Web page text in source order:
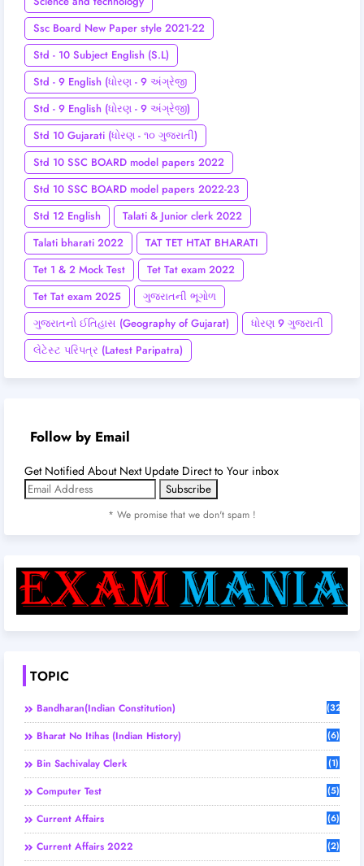
Ssc Board New Paper style 2021-22
Std - 10 Subject English (S.L)
Std - 9 English (ધોરણ - 9 અંગ્રેજી
Std - 9 English (ધોરણ - 9 અંગ્રેજી)
Std 10 Gujarati (ધોરણ - ૧૦ ગુજરાતી)
Std 10 SSC BOARD model papers 2022
Std 10 SSC BOARD model papers 2022-23
Std 12 English
Talati & Junior clerk 2022
Talati bharati 2022
TAT TET HTAT BHARATI
Tet 1 & 2 Mock Test
Tet Tat exam 2022
Tet Tat exam 2025
ગુજરાતની ભૂગોળ
ગુજરાતનો ઈતિહાસ (Geography of Gujarat)
ધોરણ 9 ગુજરાતી
લેટેસ્ટ પરિપત્ર (Latest Paripatra)
Follow by Email
Get Notified About Next Update Direct to Your inbox
* We promise that we don't spam !
TOPIC
Bandharan(Indian Constitution) (32)
Bharat No Itihas (Indian History) (6)
Bin Sachivalay Clerk (1)
Computer Test (5)
Current Affairs (6)
Current Affairs 2022 (2)